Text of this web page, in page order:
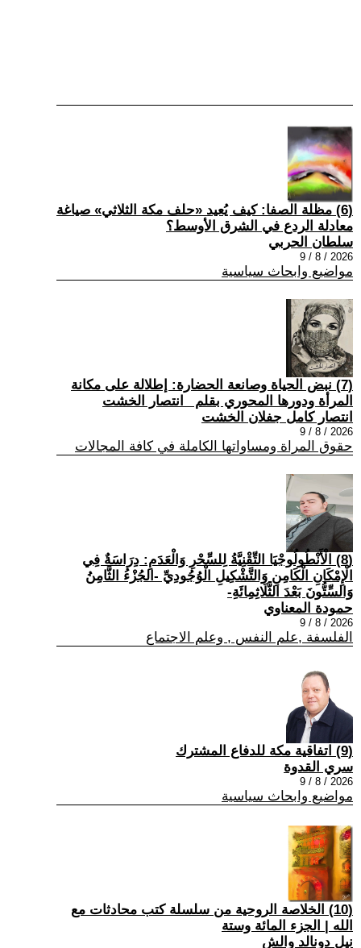
(6) مظلة الصفا: كيف يُعيد «حلف مكة الثلاثي» صياغة
معادلة الردع في الشرق الأوسط؟
سلطان الحربي
2026 / 8 / 9
مواضيع وابحاث سياسية
(7) نبض الحياة وصانعة الحضارة: إطلالة على مكانة
المرأة ودورها المحوري بقلم _انتصار الخشت
انتصار كامل جفلان الخشت
2026 / 8 / 9
حقوق المراة ومساواتها الكاملة في كافة المجالات
(8) الْأَنْطُولُوجْيَا التِّقْنِيَّةُ لِلسِّحْرِ وَالْعَدَمِ: دِرَاسَةٌ فِي
الْإِمْكَانِ الْكَامِنِ وَالتَّشْكِيلِ الْوُجُودِيِّ -الجُزْءُ الثَّامِنُ
وَالسِّتُّونَ بَعْدَ الثَّلَاثِمِائَةِ-
حمودة المعناوي
2026 / 8 / 9
الفلسفة ,علم النفس , وعلم الاجتماع
(9) اتفاقية مكة للدفاع المشترك
سري القدوة
2026 / 8 / 9
مواضيع وابحاث سياسية
(10) الخلاصة الروحية من سلسلة كتب محادثات مع
الله | الجزء المائة وستة
نيل دونالد والش